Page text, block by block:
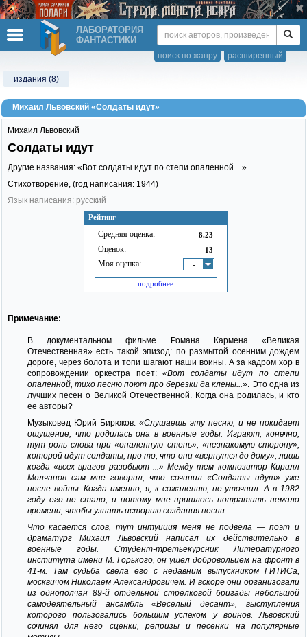
ЛАБОРАТОРИЯ
ФАНТАСТИКИ
расширенный
поиск по жанру
издания (8)
Михаил Львовский «Солдаты идут»
Рейтинг
Средняя оценка: 8.23
Оценок: 13
Моя оценка: -
подробнее
Михаил Львовский
Солдаты идут
Другие названия: «Вот солдаты идут по степи опаленной…»
Стихотворение, (год написания: 1944)
Язык написания: русский
Примечание:
В документальном фильме Романа Кармена «Великая
Отечественная» есть такой эпизод: по размытой осенним дождем
дороге, через болота и топи шагают наши воины. А за кадром хор в
сопровождении оркестра поет:«Вот солдаты идут по степи
опаленной, тихо песню поют про березки да клены...» . Это одна из
лучших песен о Великой Отечественной. Когда она родилась, и кто
ее авторы?
Музыковед Юрий Бирюков: «Слушаешь эту песню, и не покидает
ощущение, что родилась она в военные годы. Играют, конечно,
тут роль слова при «опаленную степь», «незнакомую сторону»,
которой идут солдаты, про то, что они «вернутся до дому», лишь
когда «всех врагов разобьют ...» Между тем композитор Кирилл
Молчанов сам мне говорил, что сочинил «Солдаты идут» уже
после войны. Когда именно, я, к сожалению, не уточнил. А в 1982
году его не стало, и потому мне пришлось потратить немало
времени, чтобы узнать историю создания песни.
Что касается слов, тут интуиция меня не подвела — поэт и
драматург Михаил Львовский написал их действительно в
военные годы. Студент-третьекурсник Литературного
института имени М. Горького, он ушел добровольцем на фронт в
41-м. Там судьба свела его с недавним выпускником ГИТИСа,
москвичом Николаем Александровичем. И вскоре они организовали
из однополчан 89-й отдельной стрелковой бригады небольшой
самодеятельный ансамбль «Веселый десант», выступления
которого пользовались большим успехом у воинов. Львовский
сочинял для него сценки, репризы и песенки на популярные